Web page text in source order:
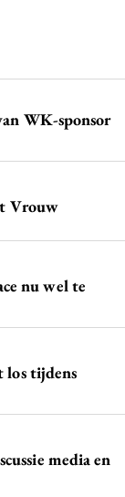
WK-sponsor
Vrouw
nu wel te
los tijdens
media en